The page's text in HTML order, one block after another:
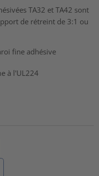
TA32 et TA42 sont
de rétreint de 3:1 ou
fine adhésive
à l'UL224